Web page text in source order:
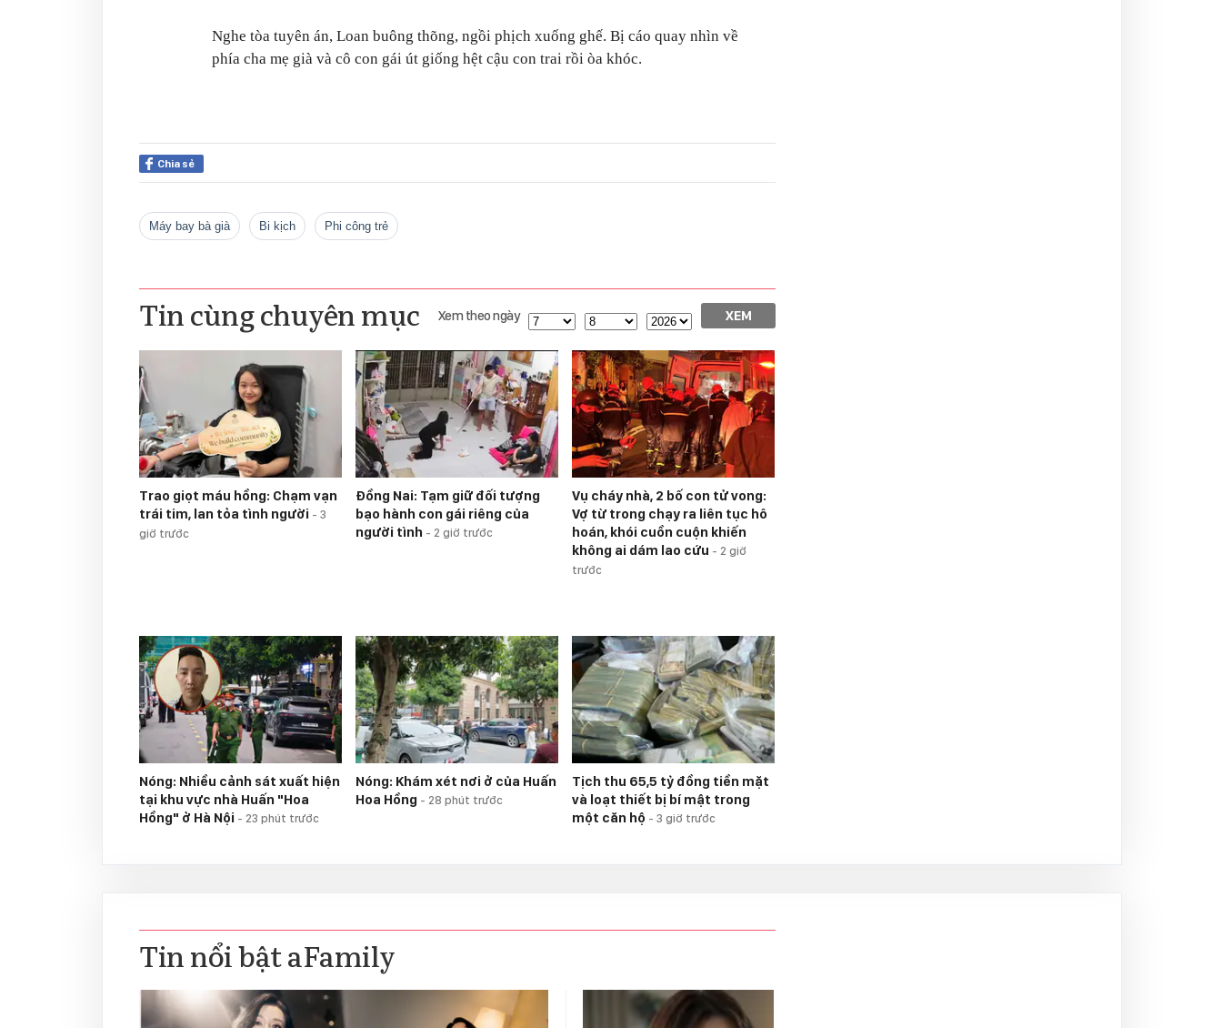
Nghe tòa tuyên án, Loan buông thõng, ngồi phịch xuống ghế. Bị cáo quay nhìn về
phía cha mẹ già và cô con gái út giống hệt cậu con trai rồi òa khóc.
Chia sẻ
máy bay bà già bi kịch phi công trẻ
Tin cùng chuyên mục Xem theo ngày XEM
Trao giọt máu hồng: Chạm vạn
trái tim, lan tỏa tình người - 3
giờ trước
Đồng Nai: Tạm giữ đối tượng
bạo hành con gái riêng của
người tình - 2 giờ trước
Vụ cháy nhà, 2 bố con tử vong:
Vợ từ trong chạy ra liên tục hô
hoán, khói cuồn cuộn khiến
không ai dám lao cứu - 2 giờ
trước
Nóng: Nhiều cảnh sát xuất hiện
tại khu vực nhà Huấn "Hoa
Hồng" ở Hà Nội - 23 phút trước
Nóng: Khám xét nơi ở của Huấn
Hoa Hồng - 28 phút trước
Tịch thu 65,5 tỷ đồng tiền mặt
và loạt thiết bị bí mật trong
một căn hộ - 3 giờ trước
Tin nổi bật aFamily